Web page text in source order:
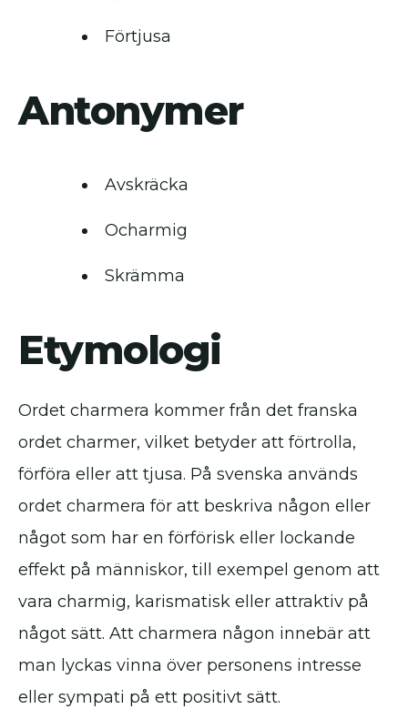
Förtjusa
Antonymer
Avskräcka
Ocharmig
Skrämma
Etymologi
Ordet charmera kommer från det franska
ordet charmer, vilket betyder att förtrolla,
förföra eller att tjusa. På svenska används
ordet charmera för att beskriva någon eller
något som har en förförisk eller lockande
effekt på människor, till exempel genom att
vara charmig, karismatisk eller attraktiv på
något sätt. Att charmera någon innebär att
man lyckas vinna över personens intresse
eller sympati på ett positivt sätt.